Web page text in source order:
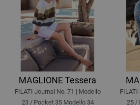
MAGLIONE Tessera
FILATI Journal No. 71 | Modello
23 / Pocket 35 Modello 34
FILATI
25 /